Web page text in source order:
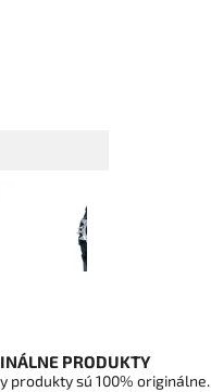
PRODUKTY
produkty sú 100% originálne.